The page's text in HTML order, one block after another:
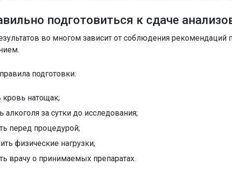
подготовиться к сдаче
во многом зависит от соблюдения рекомендаций
подготовки:
кровь натощак;
алкоголя за сутки до исследования;
перед процедурой;
физические нагрузки;
врачу о принимаемых препаратах.